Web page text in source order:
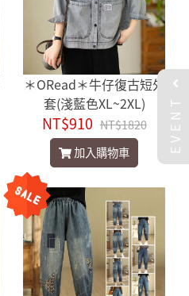
＊ORead＊牛仔復古短外
套(淺藍色XL~2XL)
NT$910 NT$1820
加入購物車
EVENT